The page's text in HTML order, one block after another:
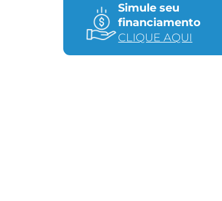
Simule seu
financiamento
CLIQUE AQUI